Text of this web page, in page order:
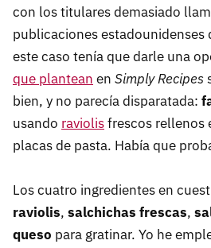
con los titulares demasiado
publicaciones estadounidenses
este caso tenía que darle una
que plantean en Simply Recipes
bien, y no parecía disparatada:
usando raviolisfrescos rellenos
placas de pasta. Había que
Los cuatro ingredientes en
raviolis, salchichas frescas,
queso para gratinar. Yo he